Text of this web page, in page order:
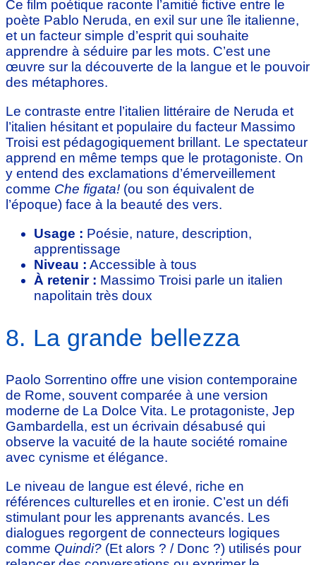
Ce film poétique raconte l’amitié fictive entre le
poète Pablo Neruda, en exil sur une île italienne,
et un facteur simple d’esprit qui souhaite
apprendre à séduire par les mots. C’est une
œuvre sur la découverte de la langue et le pouvoir
des métaphores.
Le contraste entre l’italien littéraire de Neruda et
l’italien hésitant et populaire du facteur Massimo
Troisi est pédagogiquement brillant. Le spectateur
apprend en même temps que le protagoniste. On
y entend des exclamations d’émerveillement
comme Che figata! (ou son équivalent de
l’époque) face à la beauté des vers.
Usage : Poésie, nature, description,
apprentissage
Niveau : Accessible à tous
À retenir : Massimo Troisi parle un italien
napolitain très doux
8. La grande bellezza
Paolo Sorrentino offre une vision contemporaine
de Rome, souvent comparée à une version
moderne de La Dolce Vita. Le protagoniste, Jep
Gambardella, est un écrivain désabusé qui
observe la vacuité de la haute société romaine
avec cynisme et élégance.
Le niveau de langue est élevé, riche en
références culturelles et en ironie. C’est un défi
stimulant pour les apprenants avancés. Les
dialogues regorgent de connecteurs logiques
comme Quindi? (Et alors ? / Donc ?) utilisés pour